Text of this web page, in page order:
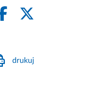
drukuj